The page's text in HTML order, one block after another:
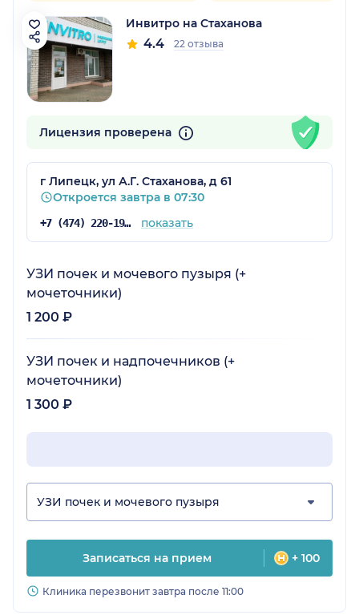
Инвитро на Стаханова
4.4 22 отзыва
Лицензия проверена
г Липецк, ул А.Г. Стаханова, д 61
Откроется завтра в 07:30
+7 (474) 220-19-93 показать
УЗИ почек и мочевого пузыря (+
мочеточники)
1 200 ₽
УЗИ почек и надпочечников (+
мочеточники)
1 300 ₽
УЗИ почек и мочевого пузыря
Записаться на прием + 100
Клиника перезвонит завтра после 11:00